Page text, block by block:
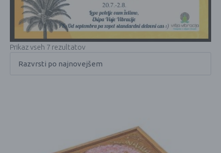
Prikaz vseh 7 rezultatov